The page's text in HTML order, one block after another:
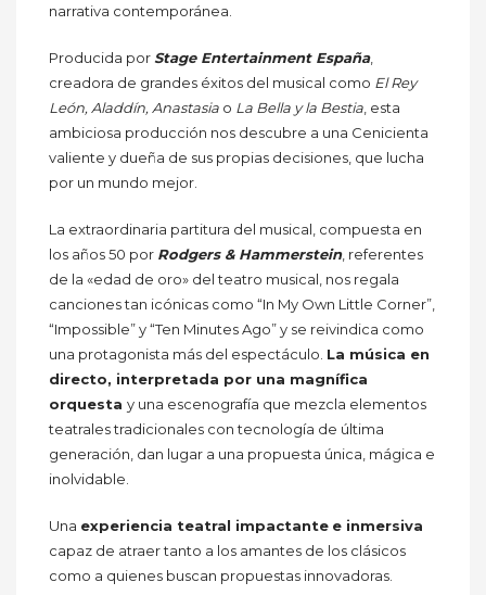
narrativa contemporánea.
Producida por Stage Entertainment España,
creadora de grandes éxitos del musical como El Rey
León, Aladdín, Anastasia o La Bella y la Bestia , esta
ambiciosa producción nos descubre a una Cenicienta
valiente y dueña de sus propias decisiones, que lucha
por un mundo mejor.
La extraordinaria partitura del musical, compuesta en
los años 50 por Rodgers & Hammerstein, referentes
de la «edad de oro» del teatro musical, nos regala
canciones tan icónicas como “In My Own Little Corner”,
“Impossible” y “Ten Minutes Ago” y se reivindica como
una protagonista más del espectáculo. La música en
directo, interpretada por una magnífica
orquesta y una escenografía que mezcla elementos
teatrales tradicionales con tecnología de última
generación, dan lugar a una propuesta única, mágica e
inolvidable.
Una experiencia teatral impactante e inmersiva
capaz de atraer tanto a los amantes de los clásicos
como a quienes buscan propuestas innovadoras.